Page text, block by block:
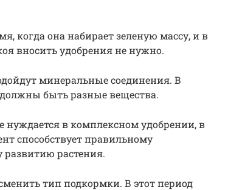
когда она набирает зеленую массу, и в
вносить удобрения не нужно.
минеральные соединения. В
быть разные вещества.
нуждается в комплексном удобрении, в
способствует правильному
растения.
тип подкормки. В этот период